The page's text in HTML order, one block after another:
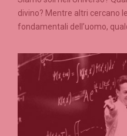
divino? Mentre altri cercano
fondamentali dell’uomo,